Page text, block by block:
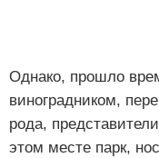
Однако, прошло
виноградником,
рода,
этом месте парк,